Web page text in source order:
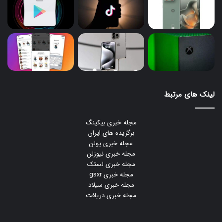
لینک های مرتبط
مجله خبری بیکینگ
برگزیده های ایران
مجله خبری یولن
مجله خبری نیوزلن
مجله خبری لستک
مجله خبری gsxr
مجله خبری سیلاد
مجله خبری دریافت